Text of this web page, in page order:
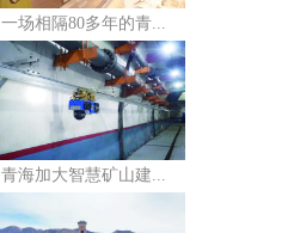
一场相隔80多年的青...
青海加大智慧矿山建...